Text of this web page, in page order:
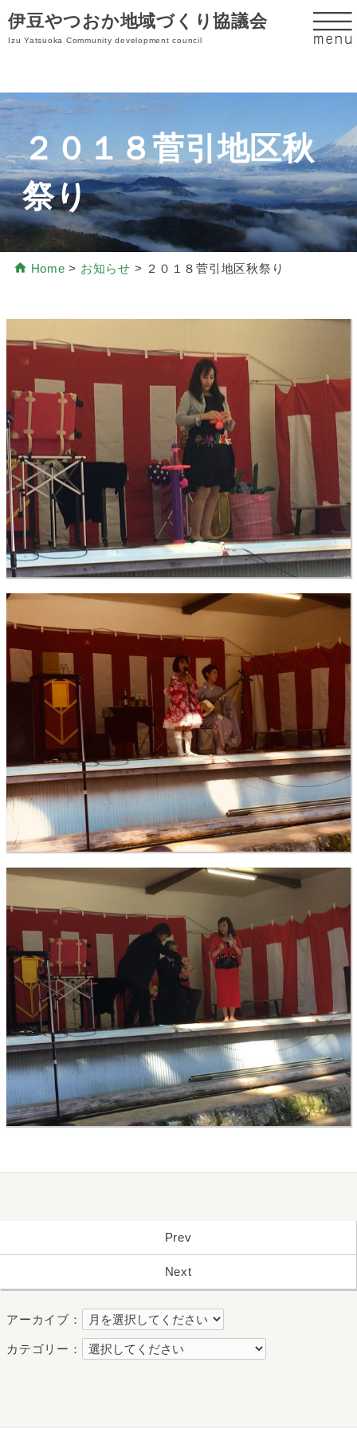
伊豆やつおか地域づくり協議会
Izu Yatsuoka Community development council
２０１８菅引地区秋
祭り
Home > お知らせ > ２０１８菅引地区秋祭り
Prev
Next
アーカイブ：
カテゴリー：